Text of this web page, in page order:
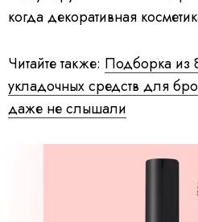
когда декоративная
Читайте также: Подборка из
укладочных средств для
даже не слышали